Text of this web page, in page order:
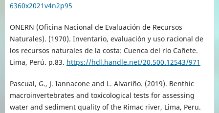
6360x2021v4n2p95
ONERN (Oficina Nacional de Evaluación de Recursos
Naturales). (1970). Inventario, evaluación y uso racional de
los recursos naturales de la costa: Cuenca del río Cañete.
Lima, Perú. p.83. https://hdl.handle.net/20.500.12543/971
Pascual, G., J. Iannacone and L. Alvariño. (2019). Benthic
macroinvertebrates and toxicological tests for assessing
water and sediment quality of the Rimac river, Lima, Peru.